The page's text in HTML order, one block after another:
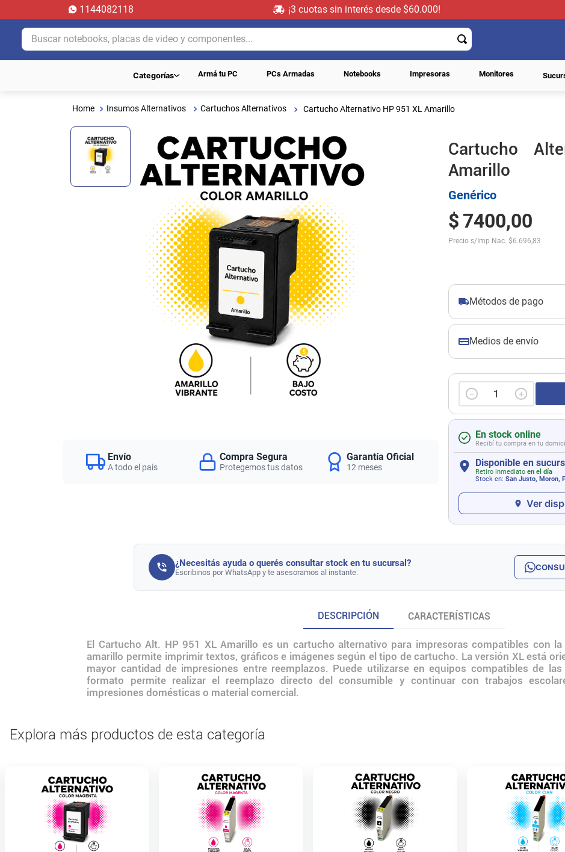
1144082118 ¡3 cuotas sin interés desde $60.000!
Buscar notebooks, placas de video y componentes...
Categorías Armá tu PC PCs Armadas Notebooks Impresoras Monitores
Insumos Alternativos Cartuchos Alternativos Cartucho Alternativo HP 951 XL Amarillo
Envío
A todo el país
Compra Segura
Protegemos tus datos
Garantía Oficial
12 meses
Cartucho
Amarillo
Genérico
$ 7400,00
Precio s/Imp Nac. $6.696,83
Métodos de pago
Medios de envío
＋
－
En stock online
Recibí tu compra en tu
Disponible en
Retiro inmediato en el día
Stock en: San Justo, Moron,
Ver
¿Necesitás ayuda o querés consultar stock en tu sucursal?
Escribinos por WhatsApp y te asesoramos al instante.
DESCRIPCIÓN CARACTERÍSTICAS
El Cartucho Alt. HP 951 XL Amarillo es un cartucho alternativo para impresoras compatibles con
amarillo permite imprimir textos, gráficos e imágenes según el tipo de cartucho. La versión XL está
mayor cantidad de impresiones entre reemplazos. Puede utilizarse en equipos compatibles de
formato permite realizar el reemplazo directo del consumible y continuar con trabajos
impresiones domésticas o material comercial.
Explora más productos de esta categoría